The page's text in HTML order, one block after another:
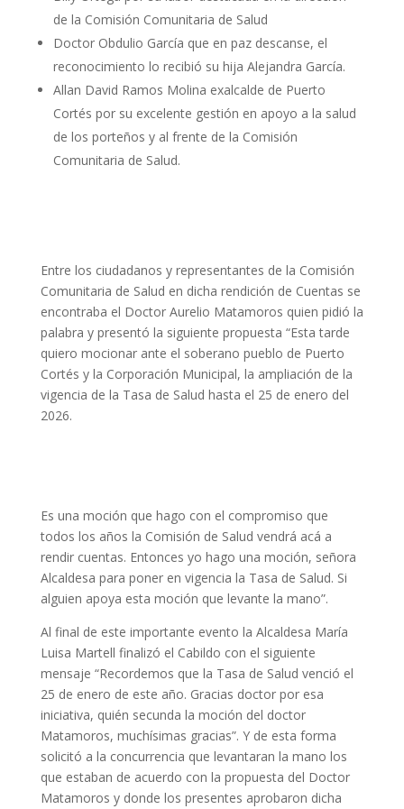
de la Comisión Comunitaria de Salud
Doctor Obdulio García que en paz descanse, el
reconocimiento lo recibió su hija Alejandra García.
Allan David Ramos Molina exalcalde de Puerto
Cortés por su excelente gestión en apoyo a la salud
de los porteños y al frente de la Comisión
Comunitaria de Salud.
Entre los ciudadanos y representantes de la Comisión
Comunitaria de Salud en dicha rendición de Cuentas se
encontraba el Doctor Aurelio Matamoros quien pidió la
palabra y presentó la siguiente propuesta “Esta tarde
quiero mocionar ante el soberano pueblo de Puerto
Cortés y la Corporación Municipal, la ampliación de la
vigencia de la Tasa de Salud hasta el 25 de enero del
2026.
Es una moción que hago con el compromiso que
todos los años la Comisión de Salud vendrá acá a
rendir cuentas. Entonces yo hago una moción, señora
Alcaldesa para poner en vigencia la Tasa de Salud. Si
alguien apoya esta moción que levante la mano”.
Al final de este importante evento la Alcaldesa María
Luisa Martell finalizó el Cabildo con el siguiente
mensaje “Recordemos que la Tasa de Salud venció el
25 de enero de este año. Gracias doctor por esa
iniciativa, quién secunda la moción del doctor
Matamoros, muchísimas gracias”. Y de esta forma
solicitó a la concurrencia que levantaran la mano los
que estaban de acuerdo con la propuesta del Doctor
Matamoros y donde los presentes aprobaron dicha